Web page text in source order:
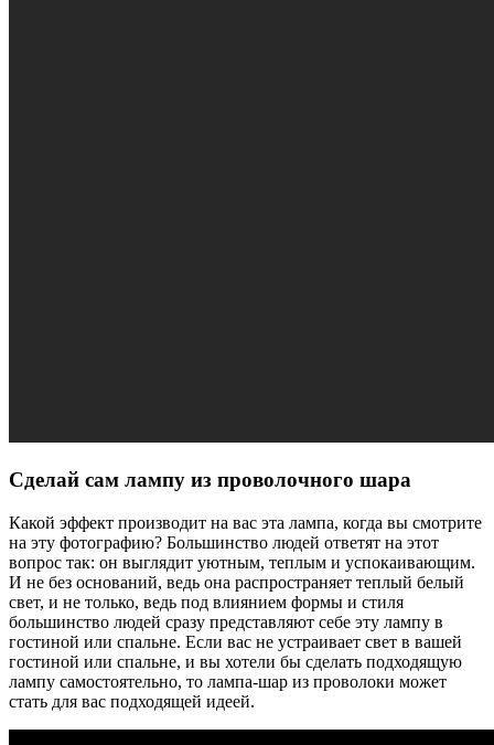
Сделай сам лампу из проволочного шара
Какой эффект производит на вас эта лампа, когда вы смотрите
на эту фотографию? Большинство людей ответят на этот
вопрос так: он выглядит уютным, теплым и успокаивающим.
И не без оснований, ведь она распространяет теплый белый
свет, и не только, ведь под влиянием формы и стиля
большинство людей сразу представляют себе эту лампу в
гостиной или спальне. Если вас не устраивает свет в вашей
гостиной или спальне, и вы хотели бы сделать подходящую
лампу самостоятельно, то лампа-шар из проволоки может
стать для вас подходящей идеей.